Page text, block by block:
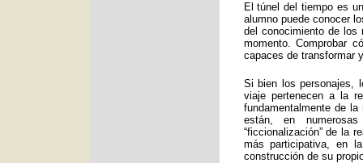
El túnel del tiempo es
alumno puede conocer
del conocimiento de
momento. Comprobar
capaces de transformar
Si bien los personajes,
viaje pertenecen a la
fundamentalmente de
están, en
“ficcionalización” de la
más participativa, en
construcción de su